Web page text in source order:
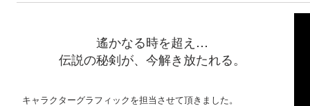
キャラクターグラフィックを担当させて頂きました。
遙かなる時を超え…
​伝説の秘剣が、今解き放たれる。